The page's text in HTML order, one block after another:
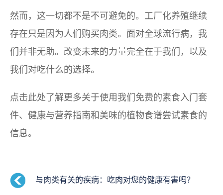
然而，这一切都不是不可避免的。工厂化养殖继续
存在只是因为人们购买肉类。面对全球流行病，我
们并非无助。改变未来的力量完全在于我们，以及
我们对吃什么的选择。
点击此处了解更多关于使用我们免费的素食入门套
件、健康与营养指南和美味的植物食谱尝试素食的
信息。
与肉类有关的疾病：吃肉对您的健康有害吗？